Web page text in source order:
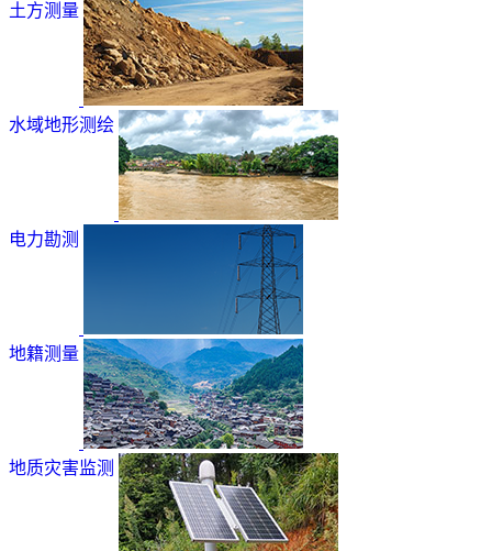
土方测量
水域地形测绘
电力勘测
地籍测量
地质灾害监测